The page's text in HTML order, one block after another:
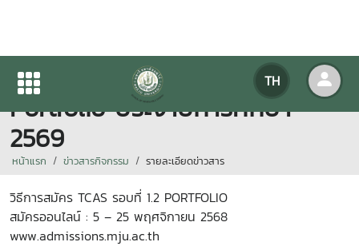
TH
รับสมัคร TCAS รอบที่ 1.2
Portfolio ประจำปีการศึกษา
2569
หน้าแรก ข่าวสารกิจกรรม รายละเอียดข่าวสาร
วิธีการสมัคร TCAS รอบที่ 1.2 PORTFOLIO
สมัครออนไลน์ : 5 – 25 พฤศจิกายน 2568
www.admissions.mju.ac.th